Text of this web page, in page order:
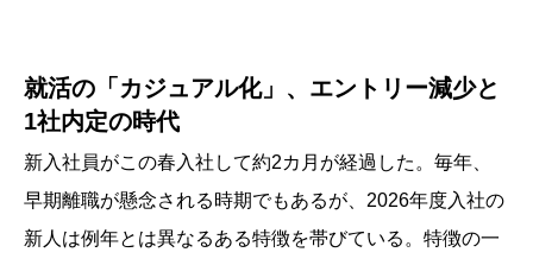
就活の「カジュアル化」、エントリー減少と
1社内定の時代
新入社員がこの春入社して約2カ月が経過した。毎年、
早期離職が懸念される時期でもあるが、2026年度入社の
新人は例年とは異なるある特徴を帯びている。特徴の一